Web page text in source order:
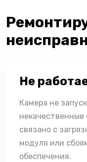
Не
Камера не
связано с
модуля или
обеспечения.